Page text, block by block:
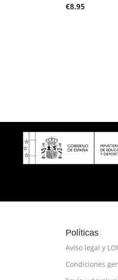
€8.95
Políticas
Aviso legal y
Condiciones